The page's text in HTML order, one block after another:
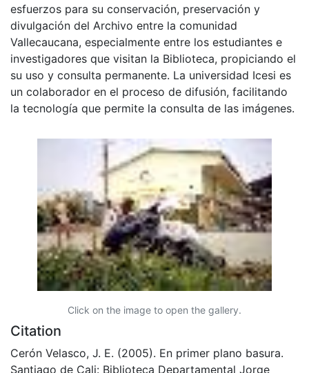
esfuerzos para su conservación, preservación y
divulgación del Archivo entre la comunidad
Vallecaucana, especialmente entre los estudiantes e
investigadores que visitan la Biblioteca, propiciando el
su uso y consulta permanente. La universidad Icesi es
un colaborador en el proceso de difusión, facilitando
la tecnología que permite la consulta de las imágenes.
Click on the image to open the gallery.
Citation
Cerón Velasco, J. E. (2005). En primer plano basura.
Santiago de Cali: Biblioteca Departamental Jorge